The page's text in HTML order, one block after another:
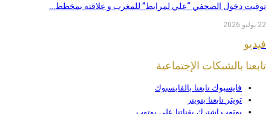
توقيت دخول الصحفي “علي لمرابط” للمغرب و علاقته بمخطط…
22 يوليو 2026
فيديو
تابعنا بالشبكات الإجتماعية
فايسبوك تابعنا بالفايسبوك
تويتر تابعنا بتويتر
يوتوب اشترك بقناتنا على يوتوب